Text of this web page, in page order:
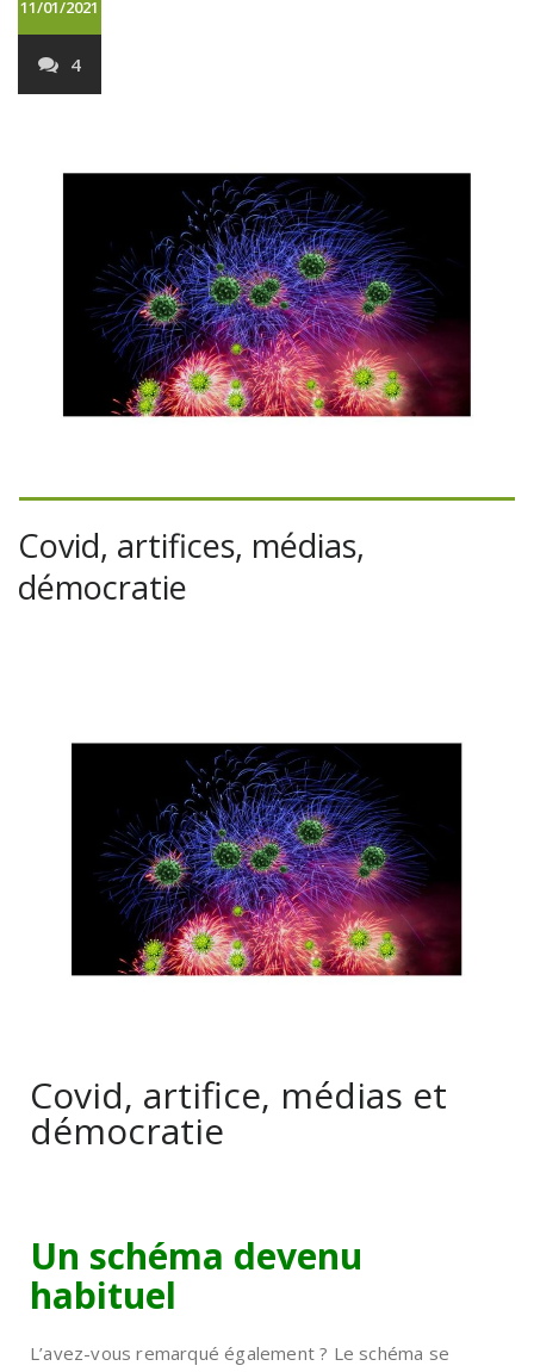
11/01/2021
4
Covid, artifices, médias,
démocratie
Covid, artifice, médias et
démocratie
Un schéma devenu
habituel
L’avez-vous remarqué également ? Le schéma se